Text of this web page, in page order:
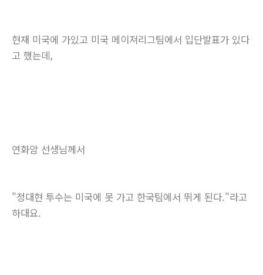
현재 미국에 가있고 미국 메이져리그팀에서 입단발표가 있다
고 했는데,
연화암 선생님께서
"정대현 투수는 미국에 못 가고 한국팀에서 뛰게 된다."라고
하대요.